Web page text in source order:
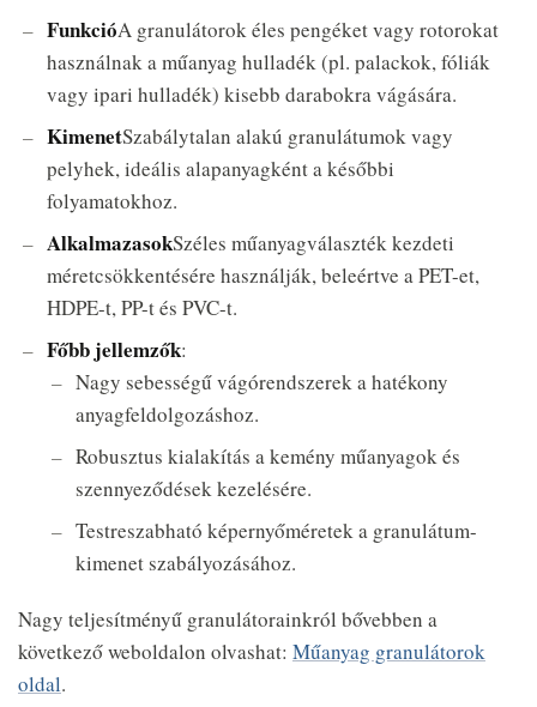
FunkcióA granulátorok éles pengéket vagy rotorokat
használnak a műanyag hulladék (pl. palackok, fóliák
vagy ipari hulladék) kisebb darabokra vágására.
KimenetSzabálytalan alakú granulátumok vagy
pelyhek, ideális alapanyagként a későbbi
folyamatokhoz.
AlkalmazasokSzéles műanyagválaszték kezdeti
méretcsökkentésére használják, beleértve a PET-et,
HDPE-t, PP-t és PVC-t.
Főbb jellemzők:
Nagy sebességű vágórendszerek a hatékony
anyagfeldolgozáshoz.
Robusztus kialakítás a kemény műanyagok és
szennyeződések kezelésére.
Testreszabható képernyőméretek a granulátum-
kimenet szabályozásához.
Nagy teljesítményű granulátorainkról bővebben a
következő weboldalon olvashat: Műanyag granulátorok
oldal.